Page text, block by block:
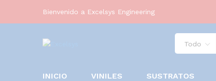
Bienvenido a Excelsys Engineering
Todo
INICIO VINILES SUSTRATOS